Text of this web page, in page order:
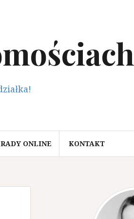
ONLINE KONTAKT